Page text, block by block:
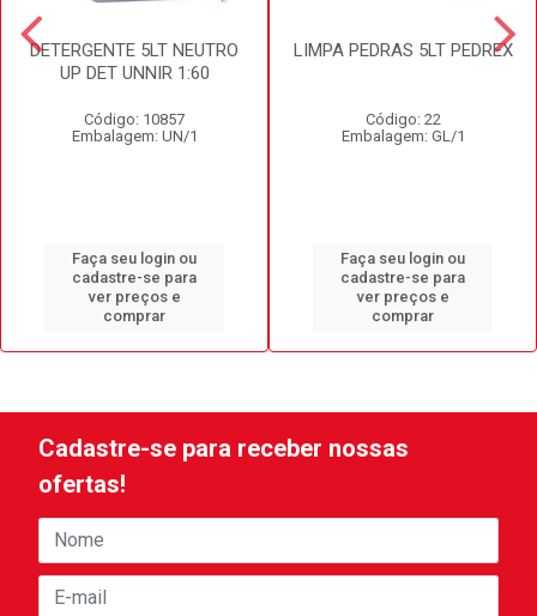
DETERGENTE 5LT NEUTRO
UP DET UNNIR 1:60
Código: 10857
Embalagem: UN/1
Faça seu login ou
cadastre-se para
ver preços e
comprar
LIMPA PEDRAS 5LT PEDREX
Código: 22
Embalagem: GL/1
Faça seu login ou
cadastre-se para
ver preços e
comprar
Cadastre-se para receber nossas
ofertas!